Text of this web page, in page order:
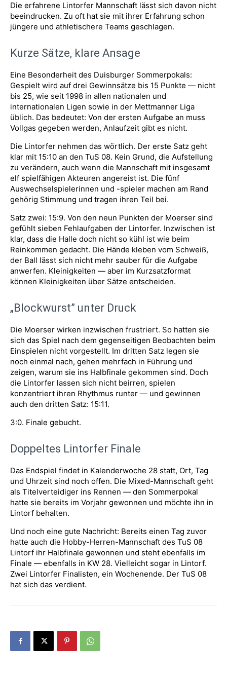
Die erfahrene Lintorfer Mannschaft lässt sich davon nicht
beeindrucken. Zu oft hat sie mit ihrer Erfahrung schon
jüngere und athletischere Teams geschlagen.
Kurze Sätze, klare Ansage
Eine Besonderheit des Duisburger Sommerpokals:
Gespielt wird auf drei Gewinnsätze bis 15 Punkte — nicht
bis 25, wie seit 1998 in allen nationalen und
internationalen Ligen sowie in der Mettmanner Liga
üblich. Das bedeutet: Von der ersten Aufgabe an muss
Vollgas gegeben werden, Anlaufzeit gibt es nicht.
Die Lintorfer nehmen das wörtlich. Der erste Satz geht
klar mit 15:10 an den TuS 08. Kein Grund, die Aufstellung
zu verändern, auch wenn die Mannschaft mit insgesamt
elf spielfähigen Akteuren angereist ist. Die fünf
Auswechselspielerinnen und -spieler machen am Rand
gehörig Stimmung und tragen ihren Teil bei.
Satz zwei: 15:9. Von den neun Punkten der Moerser sind
gefühlt sieben Fehlaufgaben der Lintorfer. Inzwischen ist
klar, dass die Halle doch nicht so kühl ist wie beim
Reinkommen gedacht. Die Hände kleben vom Schweiß,
der Ball lässt sich nicht mehr sauber für die Aufgabe
anwerfen. Kleinigkeiten — aber im Kurzsatzformat
können Kleinigkeiten über Sätze entscheiden.
„Blockwurst” unter Druck
Die Moerser wirken inzwischen frustriert. So hatten sie
sich das Spiel nach dem gegenseitigen Beobachten beim
Einspielen nicht vorgestellt. Im dritten Satz legen sie
noch einmal nach, gehen mehrfach in Führung und
zeigen, warum sie ins Halbfinale gekommen sind. Doch
die Lintorfer lassen sich nicht beirren, spielen
konzentriert ihren Rhythmus runter — und gewinnen
auch den dritten Satz: 15:11.
3:0. Finale gebucht.
Doppeltes Lintorfer Finale
Das Endspiel findet in Kalenderwoche 28 statt, Ort, Tag
und Uhrzeit sind noch offen. Die Mixed-Mannschaft geht
als Titelverteidiger ins Rennen — den Sommerpokal
hatte sie bereits im Vorjahr gewonnen und möchte ihn in
Lintorf behalten.
Und noch eine gute Nachricht: Bereits einen Tag zuvor
hatte auch die Hobby-Herren-Mannschaft des TuS 08
Lintorf ihr Halbfinale gewonnen und steht ebenfalls im
Finale — ebenfalls in KW 28. Vielleicht sogar in Lintorf.
Zwei Lintorfer Finalisten, ein Wochenende. Der TuS 08
hat sich das verdient.